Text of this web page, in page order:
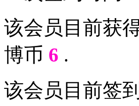
该会员目前获
博币 6 .
该会员目前签